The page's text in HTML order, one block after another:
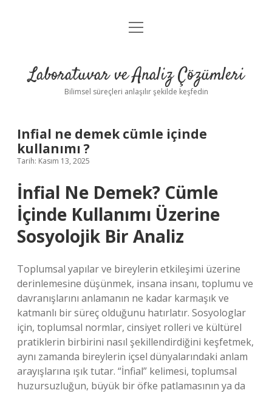
Anasayfa
Yasal Uyarı
menüyü
Laboratuvar ve Analiz Çözümleri
Bilimsel süreçleri anlaşılır şekilde keşfedin
Infial ne demek cümle içinde
kullanımı ?
Tarih: Kasım 13, 2025
İnfial Ne Demek? Cümle
İçinde Kullanımı Üzerine
Sosyolojik Bir Analiz
Toplumsal yapılar ve bireylerin etkileşimi üzerine
derinlemesine düşünmek, insana insanı, toplumu ve
davranışlarını anlamanın ne kadar karmaşık ve
katmanlı bir süreç olduğunu hatırlatır. Sosyologlar
için, toplumsal normlar, cinsiyet rolleri ve kültürel
pratiklerin birbirini nasıl şekillendirdiğini keşfetmek,
aynı zamanda bireylerin içsel dünyalarındaki anlam
arayışlarına ışık tutar. “İnfial” kelimesi, toplumsal
huzursuzluğun, büyük bir öfke patlamasının ya da